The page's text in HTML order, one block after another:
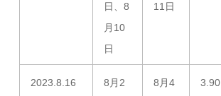
日、8
月10
日
11日
2023.8.16
8月2
8月4
3.90